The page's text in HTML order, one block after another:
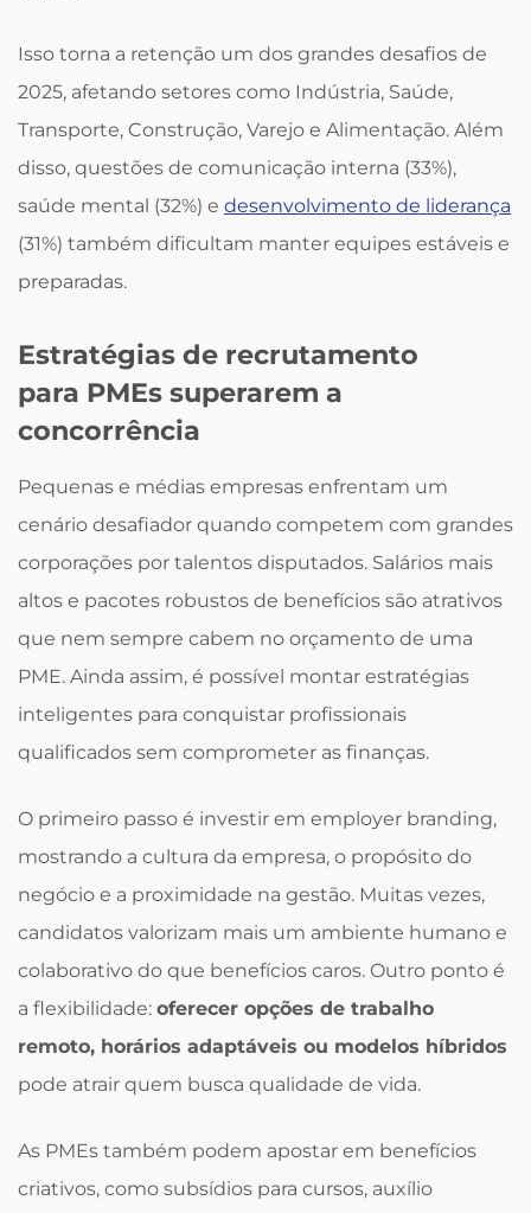
Isso torna a retenção um dos grandes desafios de
2025, afetando setores como Indústria, Saúde,
Transporte, Construção, Varejo e Alimentação. Além
disso, questões de comunicação interna (33%),
saúde mental (32%) e desenvolvimento de liderança
(31%) também dificultam manter equipes estáveis e
preparadas.
Estratégias de recrutamento
para PMEs superarem a
concorrência
Pequenas e médias empresas enfrentam um
cenário desafiador quando competem com grandes
corporações por talentos disputados. Salários mais
altos e pacotes robustos de benefícios são atrativos
que nem sempre cabem no orçamento de uma
PME. Ainda assim, é possível montar estratégias
inteligentes para conquistar profissionais
qualificados sem comprometer as finanças.
O primeiro passo é investir em employer branding,
mostrando a cultura da empresa, o propósito do
negócio e a proximidade na gestão. Muitas vezes,
candidatos valorizam mais um ambiente humano e
colaborativo do que benefícios caros. Outro ponto é
a flexibilidade: oferecer opções de trabalho
remoto, horários adaptáveis ou modelos híbridos
pode atrair quem busca qualidade de vida.
As PMEs também podem apostar em benefícios
criativos, como subsídios para cursos, auxílio